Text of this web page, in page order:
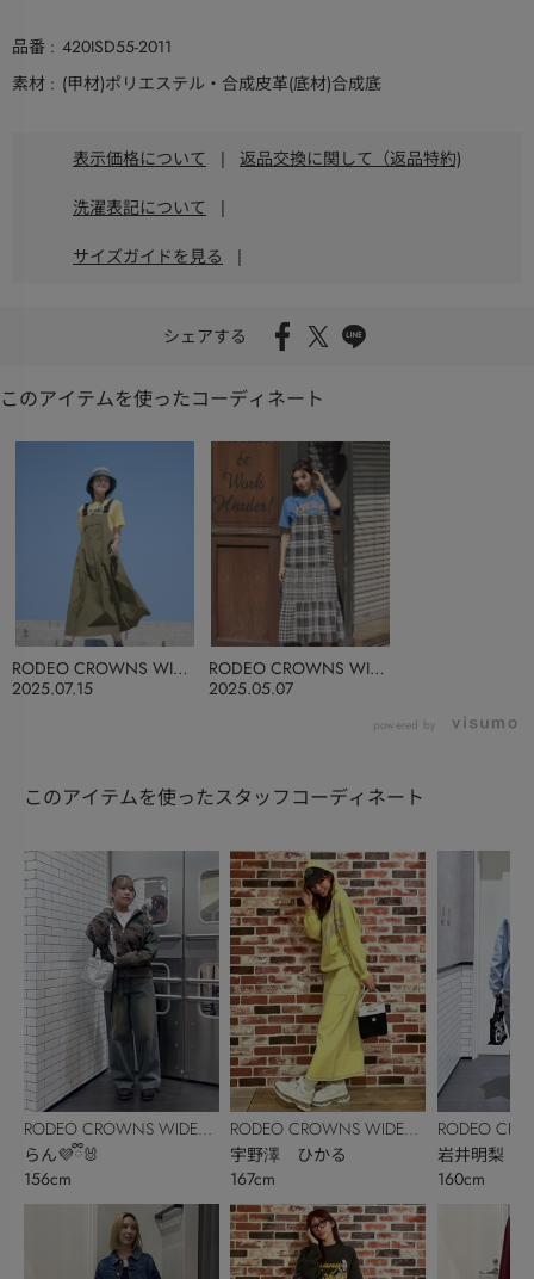
品番
420ISD55-2011
素材
(甲材)ポリエステル・合成皮革(底材)合成底
表示価格について | 返品交換に関して（返品特約)
洗濯表記について |
サイズガイドを見る |
シェアする
このアイテムを使ったコーディネート
2025.07.15
RODEO CROWNS WIDE
BOWL
2025.05.07
RODEO CROWNS WIDE
BOWL
powered by
このアイテムを使ったスタッフコーディネート
RODEO CROWNS WIDE
BOWL
らん💜ྀི🐰
156cm
RODEO CROWNS WIDE
BOWL
宇野澤 ひかる
167cm
RODEO
BOWL
岩井明梨
160cm